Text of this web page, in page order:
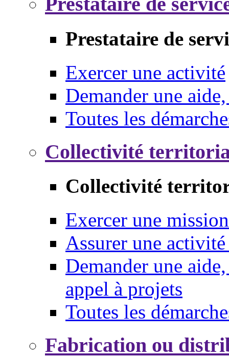
Prestataire de
Exercer une activité
Demander une
Toutes les
Collectivité
Collectivité
Exercer une mission
Assurer une
Demander une
appel à projets
Toutes les
Fabrication ou